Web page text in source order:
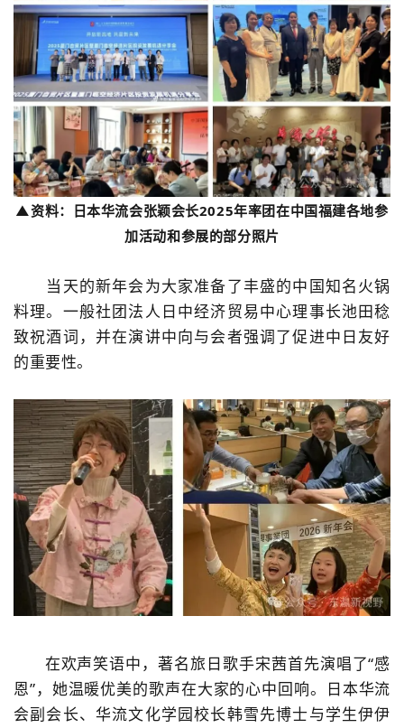
▲资料：日本华流会张颖会长2025年率团在中国福建各地参
加活动和参展的部分照片
当天的新年会为大家准备了丰盛的中国知名火锅
料理。一般社团法人日中经济贸易中心理事长池田稔
致祝酒词，并在演讲中向与会者强调了促进中日友好
的重要性。
在欢声笑语中，著名旅日歌手宋茜首先演唱了“感
恩”，她温暖优美的歌声在大家的心中回响。日本华流
会副会长、华流文化学园校长韩雪先博士与学生伊伊